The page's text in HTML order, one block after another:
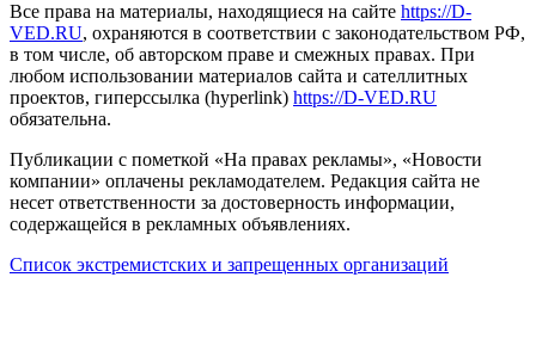
Все права на материалы, находящиеся на сайте https://D-
VED.RU, охраняются в соответствии с законодательством РФ,
в том числе, об авторском праве и смежных правах. При
любом использовании материалов сайта и сателлитных
проектов, гиперссылка (hyperlink) https://D-VED.RU
обязательна.
Публикации с пометкой «На правах рекламы», «Новости
компании» оплачены рекламодателем. Редакция сайта не
несет ответственности за достоверность информации,
содержащейся в рекламных объявлениях.
Список экстремистских и запрещенных организаций